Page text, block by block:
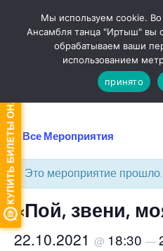
Перейти к содержимому
Версия
« Все Мероприятия
Это мероприятие прошло.
«Пой, звени,
22.10.2021 @ 18:30 —
Мы используем cookie.
Ансамбля танца "Иртыш" вы
обрабатываем ваши
использованием
принято